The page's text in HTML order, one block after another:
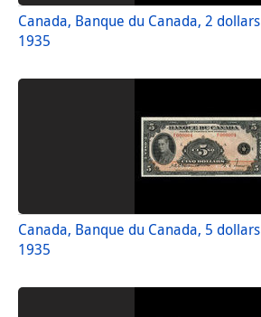
Canada, Banque du Canada, 2 dollars
1935
Canada, Banque du Canada, 5 dollars
1935